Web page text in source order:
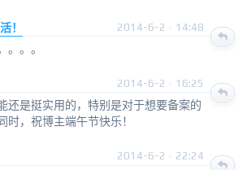
！ 2014-6-2 · 14:48
。。。
2014-6-2 · 16:25
还是挺实用的，特别是对于想要备案的
时，祝博主端午节快乐！
2014-6-2 · 22:24